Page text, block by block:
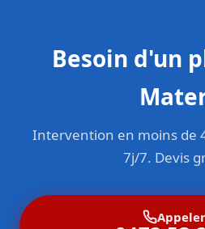
Besoin d'un
Intervention en moins de
7j/7. Devis